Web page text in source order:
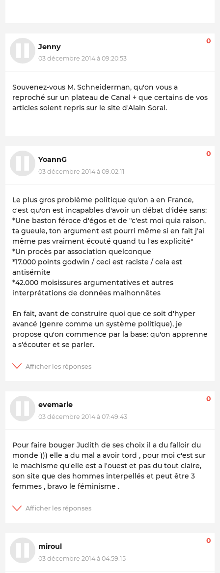
Jenny
03 décembre 2014 à 09:20:53
0
Souvenez-vous M. Schneiderman, qu'on vous a
reproché sur un plateau de Canal + que certains de vos
articles soient repris sur le site d'Alain Soral.
YoannG
03 décembre 2014 à 09:02:11
0
Le plus gros problème politique qu'on a en France,
c'est qu'on est incapables d'avoir un débat d'idée sans:
*Une baston féroce d'égos et de "c'est moi quia raison,
ta gueule, ton argument est pourri même si en fait j'ai
même pas vraiment écouté quand tu l'as explicité"
*Un procès par association quelconque
*17.000 points godwin / ceci est raciste / cela est
antisémite
*42.000 moisissures argumentatives et autres
interprétations de données malhonnêtes
En fait, avant de construire quoi que ce soit d'hyper
avancé (genre comme un système politique), je
propose qu'on commence par la base: qu'on apprenne
a s'écouter et se parler.
evemarie
03 décembre 2014 à 07:49:43
0
Pour faire bouger Judith de ses choix il a du falloir du
monde ))) elle a du mal a avoir tord , pour moi c'est sur
le machisme qu'elle est a l'ouest et pas du tout claire,
son site que des hommes interpellés et peut être 3
femmes , bravo le féminisme .
miroul
03 décembre 2014 à 04:59:15
0